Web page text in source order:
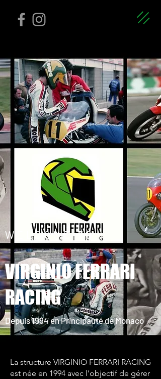
WELCOME TO
VIRGINIO FERRARI
RACING
Depuis 1994 en Principauté de Monaco
La structure VIRGINIO FERRARI RACING
est née en 1994 avec l’objectif de gérer